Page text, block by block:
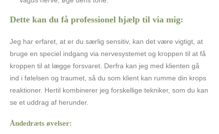
Dette kan du få professionel hjælp til via mig:
Jeg har erfaret, at er du særlig sensitiv, kan det være vigtigt, at
bruge en speciel indgang via nervesystemet og kroppen til at få
kroppen til at lægge forsvaret. Derfra kan jeg med klienten gå
ind i følelsen og traumet, så du som klient kan rumme din krops
reaktioner. Hertil kombinerer jeg forskellige tekniker, som du kan
se et uddrag af herunder.
Åndedræts øvelser: